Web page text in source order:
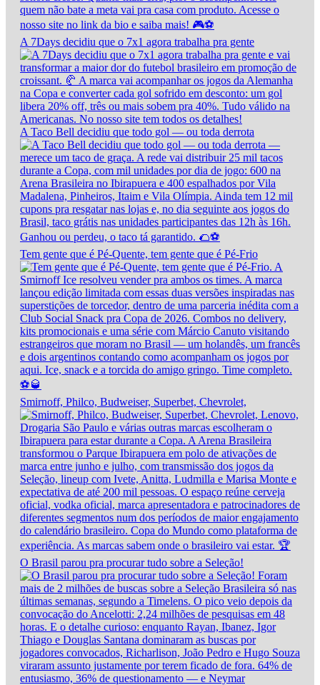
A 7Days decidiu que o 7x1 agora trabalha pra gente
A Taco Bell decidiu que todo gol — ou toda derrota
Tem gente que é Pé-Quente, tem gente que é Pé-Frio
Smirnoff, Philco, Budweiser, Superbet, Chevrolet,
O Brasil parou pra procurar tudo sobre a Seleção!